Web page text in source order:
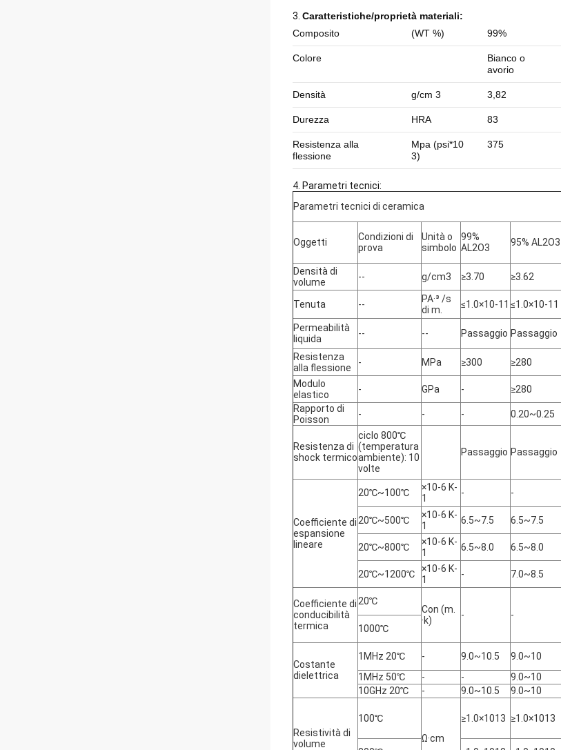
3. Caratteristiche/proprietà materiali:
Composito
(WT %) 99%
Colore
Bianco o
avorio
Densità g/cm 3 3,82
Durezza HRA 83
Resistenza alla
flessione
Mpa (psi*10
3)
375
4. Parametri tecnici:
Parametri tecnici di ceramica
Oggetti
Condizioni di
prova
Unità o
simbolo
99%
AL2O3
95% AL2O3
Densità di
volume
-- g/cm3 ≥3.70 ≥3.62
Tenuta --
PA·³ /s
di m.
≤1.0×10-11 ≤1.0×10-11
Permeabilità
liquida
-- -- Passaggio Passaggio
Resistenza
alla flessione
- MPa ≥300 ≥280
Modulo
elastico
- GPa - ≥280
Rapporto di
Poisson
- - - 0.20~0.25
Resistenza di
shock termico
ciclo 800℃
(temperatura
ambiente): 10
volte
Passaggio Passaggio
Coefficiente di
espansione
lineare
20℃~100℃
×10-6 K-
1
- -
20℃~500℃
×10-6 K-
1
6.5~7.5 6.5~7.5
20℃~800℃
×10-6 K-
1
6.5~8.0 6.5~8.0
20℃~1200℃
×10-6 K-
1
- 7.0~8.5
Coefficiente di
conducibilità
termica
20℃
Con (m.
·k)
- -
1000℃
Costante
dielettrica
1MHz 20℃ - 9.0~10.5 9.0~10
1MHz 50℃
- - 9.0~10
10GHz 20℃
- 9.0~10.5 9.0~10
Resistività di
volume
100℃
Ω·cm
≥1.0×1013 ≥1.0×1013